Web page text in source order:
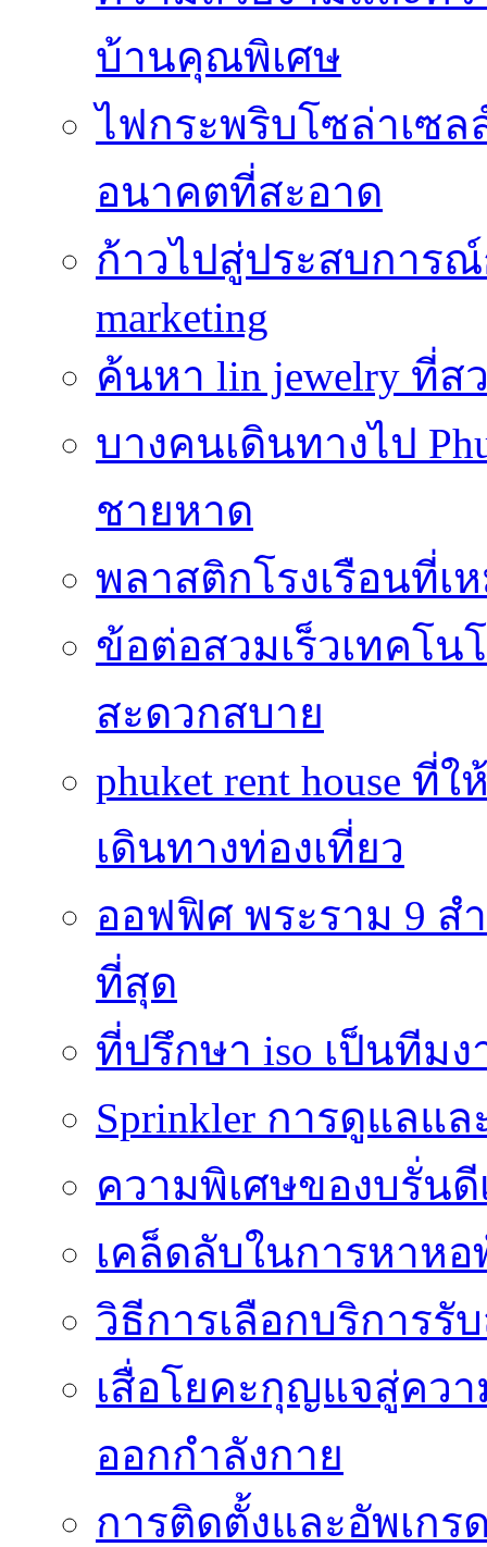
บ้านคุณพิเศษ
ไฟกระพริบโซล่าเซ
อนาคตที่สะอาด
ก้าวไปสู่ประสบการ
marketing
ค้นหา lin jewelry ที่
บางคนเดินทางไป
ชายหาด
พลาสติกโรงเรือนที่เ
ข้อต่อสวมเร็วเทคโน
สะดวกสบาย
phuket rent house
เดินทางท่องเที่ยว
ออฟฟิศ พระราม 9 ส
ที่สุด
ที่ปรึกษา iso เป็นทีม
Sprinkler การดูแลแ
ความพิเศษของบรั่นดี
เคล็ดลับในการหาหอ
วิธีการเลือกบริการรั
เสื่อโยคะกุญแจสู่คว
ออกกำลังกาย
การติดตั้งและอัพเกรด